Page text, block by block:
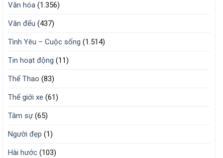
Văn hóa (1.356)
Văn đểu (437)
Tình Yêu – Cuộc sống (1.514)
Tin hoạt động (11)
Thể Thao (83)
Thế giới xe (61)
Tâm sự(65)
Người đẹp (1)
Hài hước (103)